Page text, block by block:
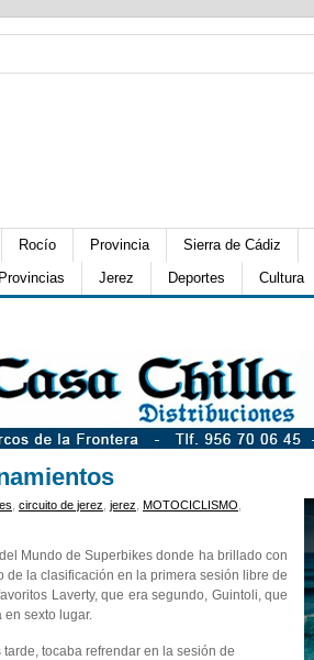
Rocío Provincia Sierra de Cádiz
Jerez Deportes Cultura
circuito de jerez jerez MOTOCICLISMO
Mundo de Superbikes donde ha brillado con
de la clasificación en la primera sesión libre de
Laverty, que era segundo, Guintoli, que
en sexto lugar.
tarde, tocaba refrendar en la sesión de